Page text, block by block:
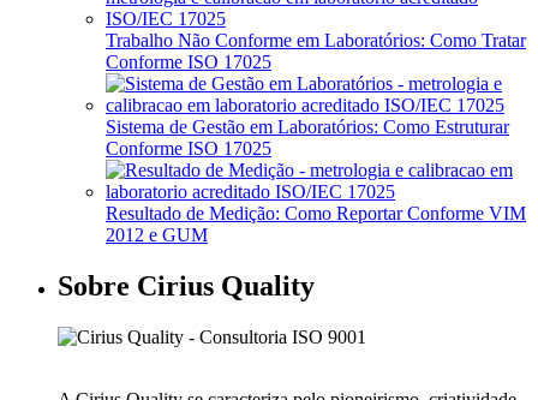
Trabalho Não Conforme em Laboratórios: Como Tratar
Conforme ISO 17025
Sistema de Gestão em Laboratórios: Como Estruturar
Conforme ISO 17025
Resultado de Medição: Como Reportar Conforme VIM
2012 e GUM
Sobre Cirius Quality